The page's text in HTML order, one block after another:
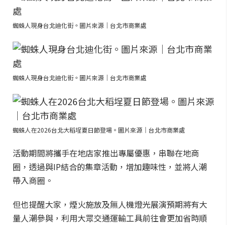
蜘蛛人現身台北迪化街。圖片來源｜台北市商業處
蜘蛛人現身台北迪化街。圖片來源｜台北市商業處
蜘蛛人在2026台北大稻埕夏日節登場。圖片來源｜台北市商業處
活動期間將攜手在地店家推出專屬優惠，串聯在地商
圈，透過與IP結合的集章活動，增加趣味性，並將人潮
帶入商圈。
但也提醒大家，煙火施放及無人機燈光展演預期將有大
量人潮參與，利用大眾交通運輸工具前往會更加省時順